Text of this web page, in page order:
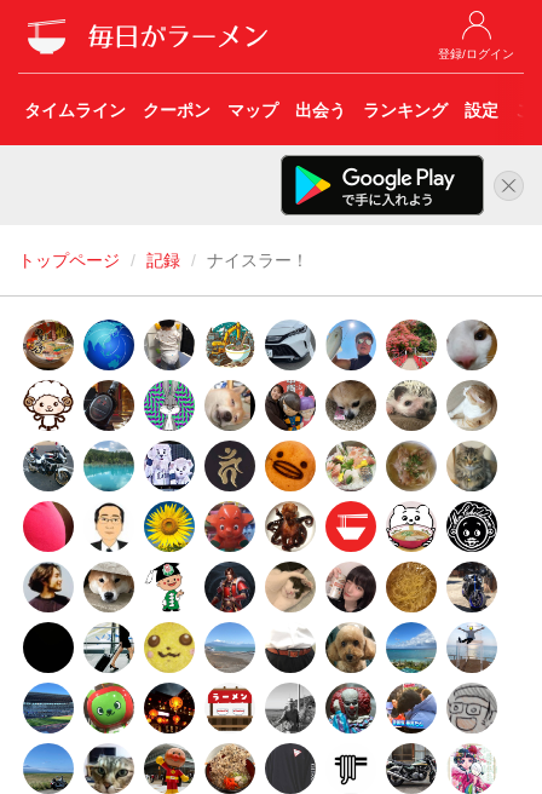
登録/ログイン
タイムライン クーポン マップ 出会う ランキング 設定 こ
トップページ 記録 ナイスラー！